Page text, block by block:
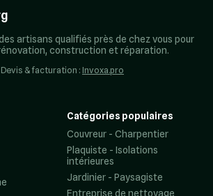
artisans qualifiés près de chez vous pour
construction et réparation.
& facturation : Invoxa.pro
Catégories populaires
Couvreur - Charpentier
Plaquiste - Isolations
intérieures
Jardinier - Paysagiste
Entreprise de nettoyage